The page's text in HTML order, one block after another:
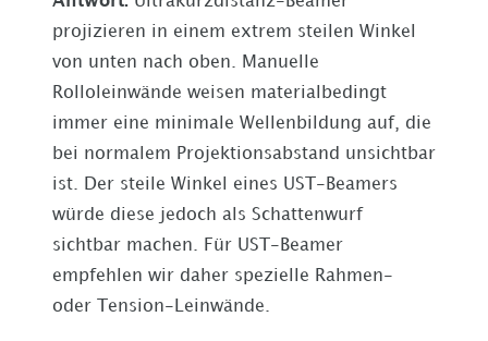
projizieren in einem extrem steilen Winkel
von unten nach oben. Manuelle
Rolloleinwände weisen materialbedingt
immer eine minimale Wellenbildung auf, die
bei normalem Projektionsabstand unsichtbar
ist. Der steile Winkel eines UST-Beamers
würde diese jedoch als Schattenwurf
sichtbar machen. Für UST-Beamer
empfehlen wir daher spezielle Rahmen-
oder Tension-Leinwände.